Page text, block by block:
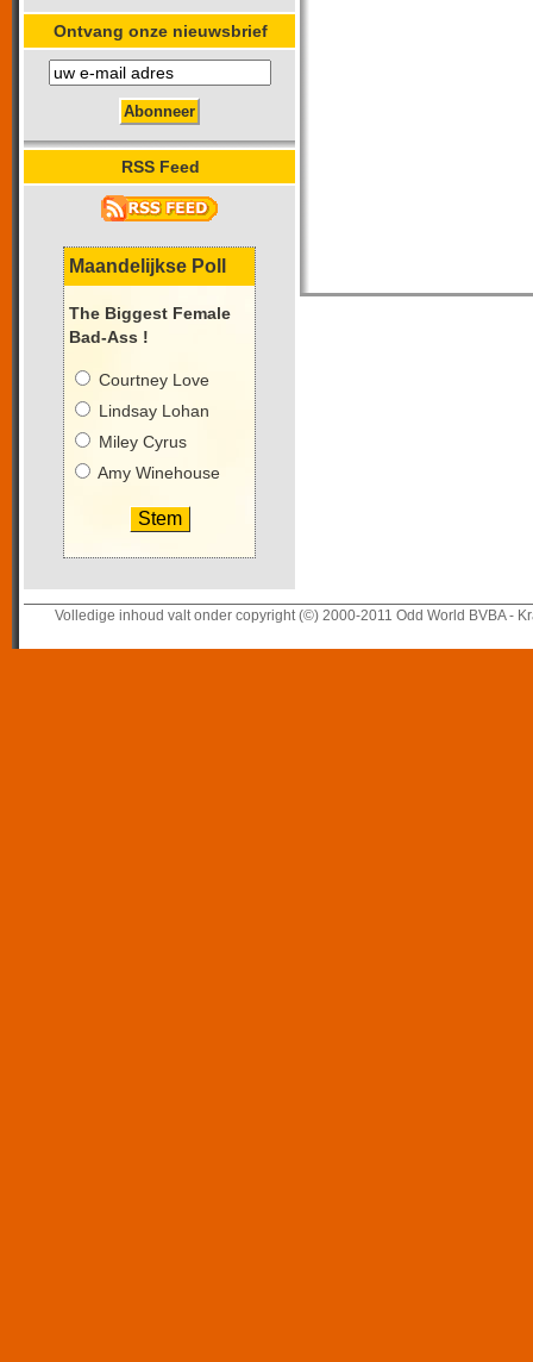
Ontvang onze nieuwsbrief
RSS Feed
Maandelijkse Poll
The Biggest Female
Bad-Ass !
Courtney Love
Lindsay Lohan
Miley Cyrus
Amy Winehouse
Volledige inhoud valt onder copyright (©) 2000-2011 Odd World BVBA -